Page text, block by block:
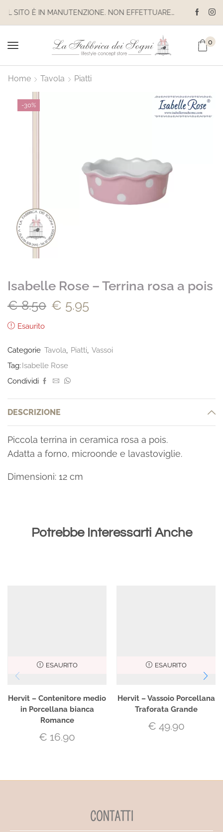
IL SITO È IN MANUTENZIONE. NON EFFETTUARE ACQUISTI. LE SPEDIZIONI SONO SOSPESE
0
Home Tavola Piatti
-30%
Isabelle Rose – Terrina rosa a pois
€8.50 € 5.95
Esaurito
Categorie Tavola Piatti Vassoi
Tag: Isabelle Rose
Condividi
DESCRIZIONE
Piccola terrina in ceramica rosa a pois.
Adatta a forno, microonde e lavastoviglie.
Dimensioni: 12 cm
Potrebbe Interessarti Anche
ESAURITO
Hervit – Contenitore medio
in Porcellana bianca
Romance
€ 16.90
ESAURITO
Hervit – Vassoio Porcellana
Traforata Grande
€ 49.90
CONTATTI